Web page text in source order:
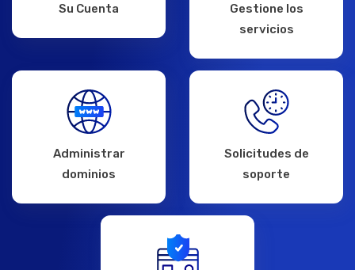
Su Cuenta
Gestione los
servicios
Administrar
dominios
Solicitudes de
soporte